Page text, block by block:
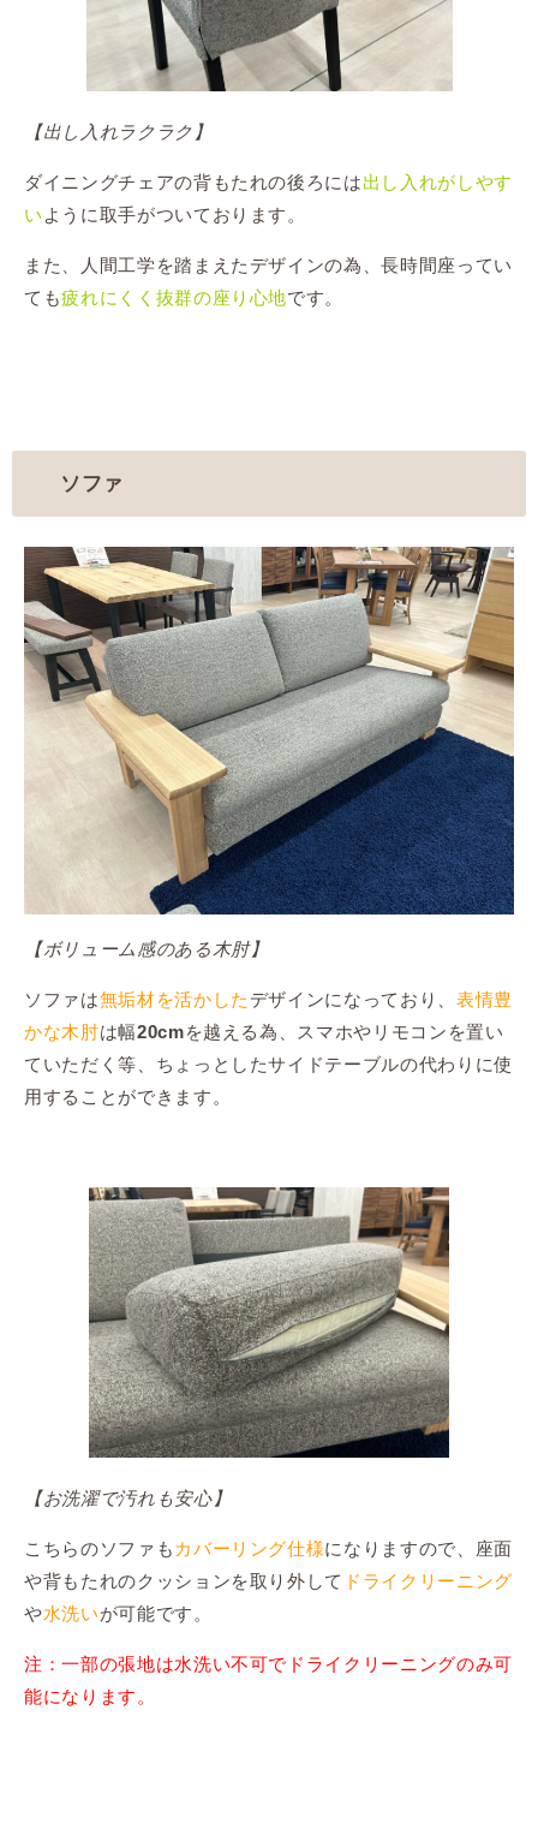
【出し入れラクラク】
ダイニングチェアの背もたれの後ろには出し入れがしやす
い ように取手がついております。
また、人間工学を踏まえたデザインの為、長時間座ってい
ても疲れにくく抜群の座り心地です。
ソファ
【ボリューム感のある木肘】
ソファは無垢材を活かした デザインになっており、 表情豊
かな木肘は幅20cmを越える為、スマホやリモコンを置い
ていただく等、ちょっとしたサイドテーブルの代わりに使
用することができます。
【お洗濯で汚れも安心】
こちらのソファも カバーリング仕様になりますので、座面
や背もたれのクッションを取り外して ドライクリーニング
や水洗いが可能です。
注：一部の張地は水洗い不可でドライクリーニングのみ可
能になります。